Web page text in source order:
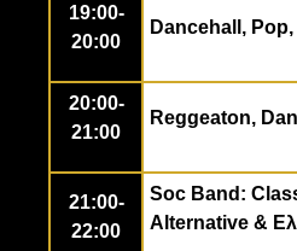
19:00-
20:00
Dancehall,
20:00-
21:00
Reggeaton,
21:00-
22:00
Soc Band:
Alternative &